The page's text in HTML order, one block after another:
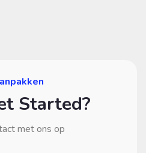
Started?
met ons op